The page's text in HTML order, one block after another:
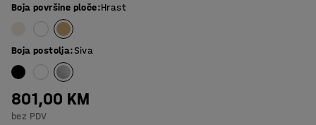
Boja površine ploče:Hrast
Boja postolja:Siva
801,00 KM
bez PDV